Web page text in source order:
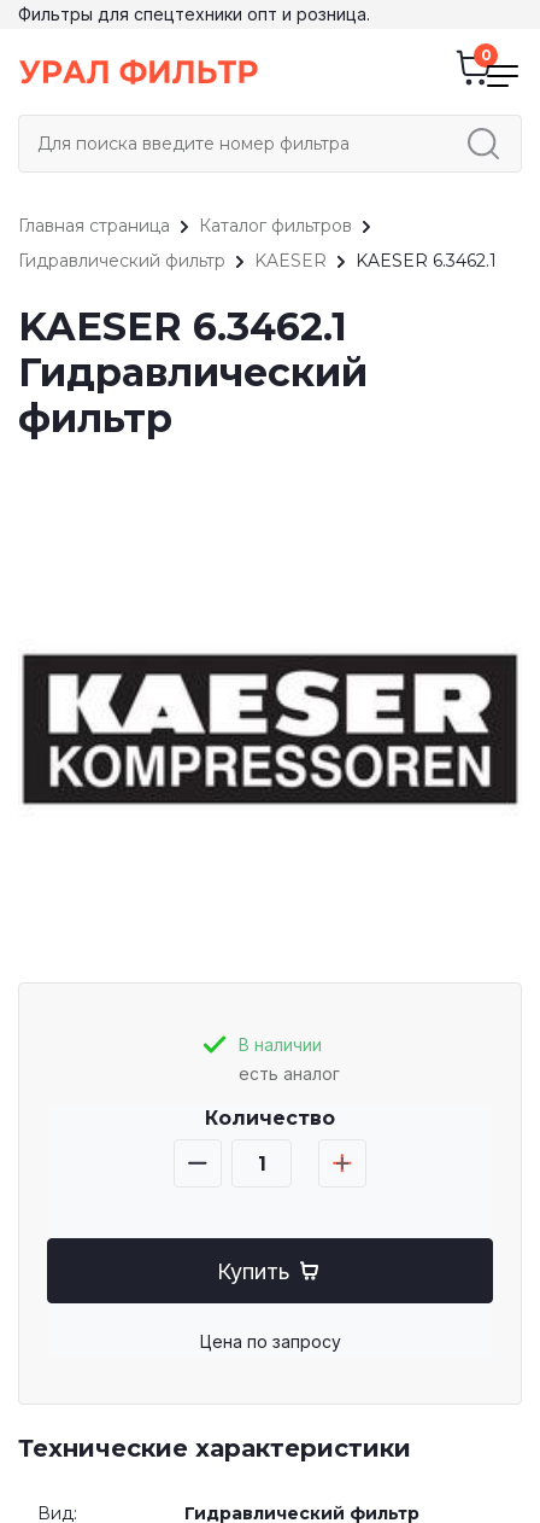
Фильтры для спецтехники опт и розница.
Главная страница
Каталог фильтров
Гидравлический фильтр
KAESER KAESER 6.3462.1
KAESER 6.3462.1
Гидравлический
фильтр
В наличии
есть аналог
Количество
Купить
Цена по запросу
Технические характеристики
Вид: Гидравлический фильтр